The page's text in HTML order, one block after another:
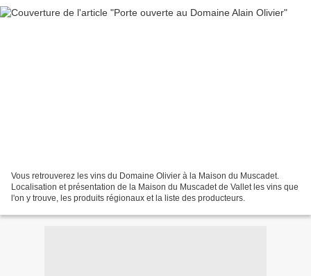
Vous retrouverez les vins du Domaine Olivier à la Maison du Muscadet.
Localisation et présentation de la Maison du Muscadet de Vallet les vins que
l'on y trouve, les produits régionaux et la liste des producteurs.